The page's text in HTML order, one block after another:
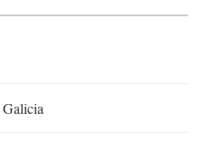
Galicia